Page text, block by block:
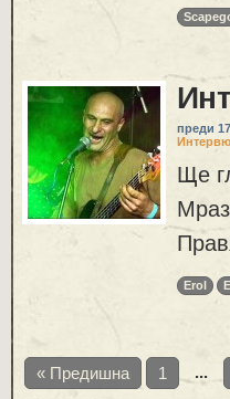
преди
Ще
Erol
« Предишна 1 ...